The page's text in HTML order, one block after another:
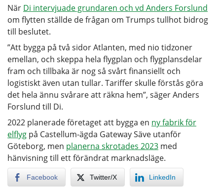
När Di intervjuade grundaren och vd Anders Forslund
om flytten ställde de frågan om Trumps tullhot bidrog
till beslutet.
”Att bygga på två sidor Atlanten, med nio tidzoner
emellan, och skeppa hela flygplan och flygplansdelar
fram och tillbaka är nog så svårt finansiellt och
logistiskt även utan tullar. Tariffer skulle förstås göra
det hela ännu svårare att räkna hem”, säger Anders
Forslund till Di.
2022 planerade företaget att bygga en ny fabrik för
elflyg på Castellum-ägda Gateway Säve utanför
Göteborg, men planerna skrotades 2023 med
hänvisning till ett förändrat marknadsläge.
Facebook Twitter/X LinkedIn